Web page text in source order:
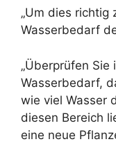
„Um dies richtig
Wasserbedarf
„Überprüfen
Wasserbedarf,
wie viel Wasser
diesen Bereich
eine neue